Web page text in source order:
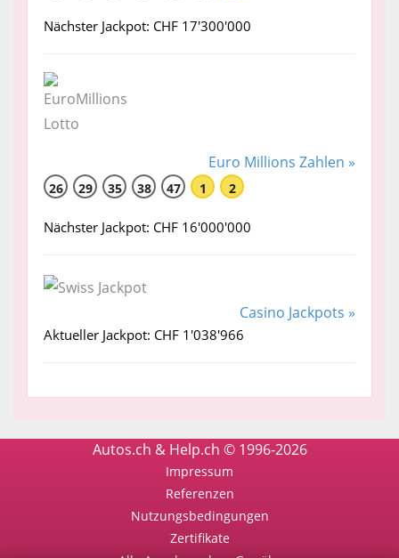
Nächster Jackpot: CHF 17'300'000
Euro Millions Zahlen »
26 29 35 38 47 1 2
Nächster Jackpot: CHF 16'000'000
Casino Jackpots »
Aktueller Jackpot: CHF 1'038'966
Autos.ch & Help.ch © 1996-2026
Impressum
Referenzen
Nutzungsbedingungen
Zertifikate